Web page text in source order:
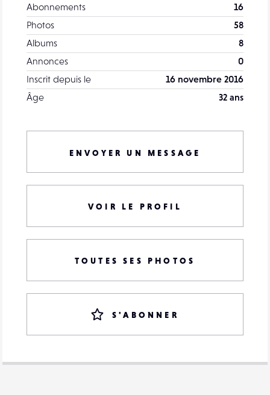
Abonnements
16
Photos
58
Albums
8
Annonces
0
Inscrit depuis le
16 novembre 2016
Âge
32 ans
ENVOYER UN MESSAGE
VOIR LE PROFIL
TOUTES SES PHOTOS
S'ABONNER